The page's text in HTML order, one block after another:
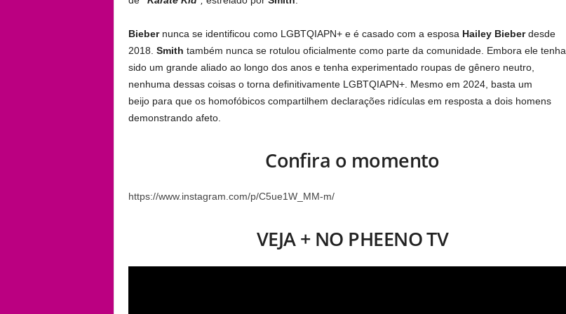
Bieber nunca se identificou como LGBTQIAPN+ e é casado com a esposa Hailey Bieberdesde
2018. Smith também nunca se rotulou oficialmente como parte da comunidade. Embora ele tenha
sido um grande aliado ao longo dos anos e tenha experimentado roupas de gênero neutro,
nenhuma dessas coisas o torna definitivamente LGBTQIAPN+. Mesmo em 2024, basta um
beijo para que os homofóbicos compartilhem declarações ridículas em resposta a dois homens
demonstrando afeto.
Confira o momento
https://www.instagram.com/p/C5ue1W_MM-m/
VEJA + NO PHEENO TV